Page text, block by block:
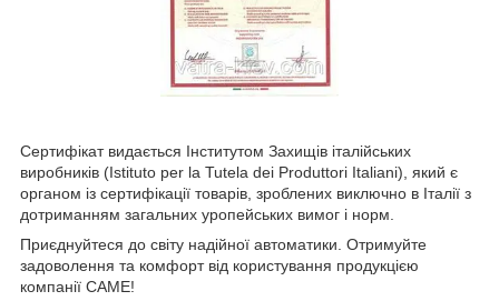
Сертифікат видається Інститутом Захищів італійських
виробників (Istituto per la Tutela dei Produttori Italiani), який є
органом із сертифікації товарів, зроблених виключно в Італії з
дотриманням загальних уропейських вимог і норм.
Приєднуйтеся до світу надійної автоматики. Отримуйте
задоволення та комфорт від користування продукцією
компанії CAME!